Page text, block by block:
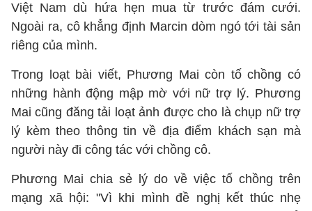
Việt Nam dù hứa hẹn mua từ trước đám cưới.
Ngoài ra, cô khẳng định Marcin dòm ngó tới tài sản
riêng của mình.
Trong loạt bài viết, Phương Mai còn tố chồng có
những hành động mập mờ với nữ trợ lý. Phương
Mai cũng đăng tải loạt ảnh được cho là chụp nữ trợ
lý kèm theo thông tin về địa điểm khách sạn mà
người này đi công tác với chồng cô.
Phương Mai chia sẻ lý do về việc tố chồng trên
mạng xã hội: "Vì khi mình đề nghị kết thúc nhẹ